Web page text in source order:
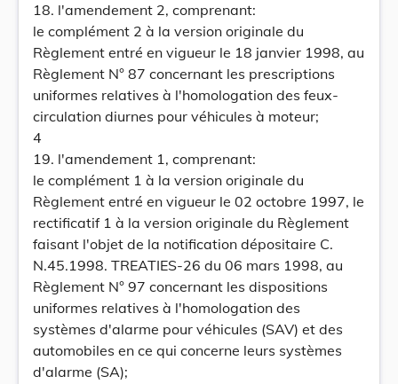
18. l'amendement 2, comprenant:
le complément 2 à la version originale du
Règlement entré en vigueur le 18 janvier 1998, au
Règlement N° 87 concernant les prescriptions
uniformes relatives à l'homologation des feux-
circulation diurnes pour véhicules à moteur;
4
19. l'amendement 1, comprenant:
le complément 1 à la version originale du
Règlement entré en vigueur le 02 octobre 1997, le
rectificatif 1 à la version originale du Règlement
faisant l'objet de la notification dépositaire C.
N.45.1998. TREATIES-26 du 06 mars 1998, au
Règlement N° 97 concernant les dispositions
uniformes relatives à l'homologation des
systèmes d'alarme pour véhicules (SAV) et des
automobiles en ce qui concerne leurs systèmes
d'alarme (SA);